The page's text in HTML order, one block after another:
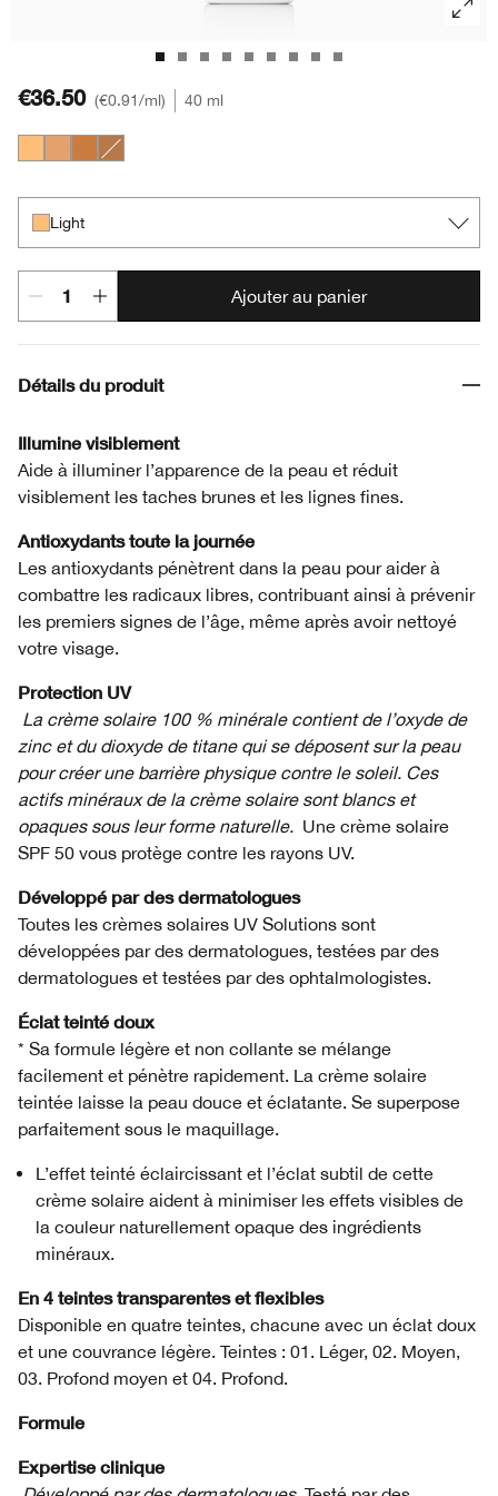
€36.50 €0.91/ml 40 ml
Light
Ajouter au panier
Détails du produit
Illumine visiblement
Aide à illuminer l’apparence de la peau et réduit
visiblement les taches brunes et les lignes fines.
Antioxydants toute la journée
Les antioxydants pénètrent dans la peau pour aider à
combattre les radicaux libres, contribuant ainsi à prévenir
les premiers signes de l’âge, même après avoir nettoyé
votre visage.
Protection UV
La crème solaire 100 % minérale contient de l’oxyde de
zinc et du dioxyde de titane qui se déposent sur la peau
pour créer une barrière physique contre le soleil. Ces
actifs minéraux de la crème solaire sont blancs et
opaques sous leur forme naturelle. Une crème solaire
SPF 50 vous protège contre les rayons UV.
Développé par des dermatologues
Toutes les crèmes solaires UV Solutions sont
développées par des dermatologues, testées par des
dermatologues et testées par des ophtalmologistes.
Éclat teinté doux
* Sa formule légère et non collante se mélange
facilement et pénètre rapidement. La crème solaire
teintée laisse la peau douce et éclatante. Se superpose
parfaitement sous le maquillage.
L’effet teinté éclaircissant et l’éclat subtil de cette
crème solaire aident à minimiser les effets visibles de
la couleur naturellement opaque des ingrédients
minéraux.
En 4 teintes transparentes et flexibles
Disponible en quatre teintes, chacune avec un éclat doux
et une couvrance légère. Teintes : 01. Léger, 02. Moyen,
03. Profond moyen et 04. Profond.
Formule
Expertise clinique